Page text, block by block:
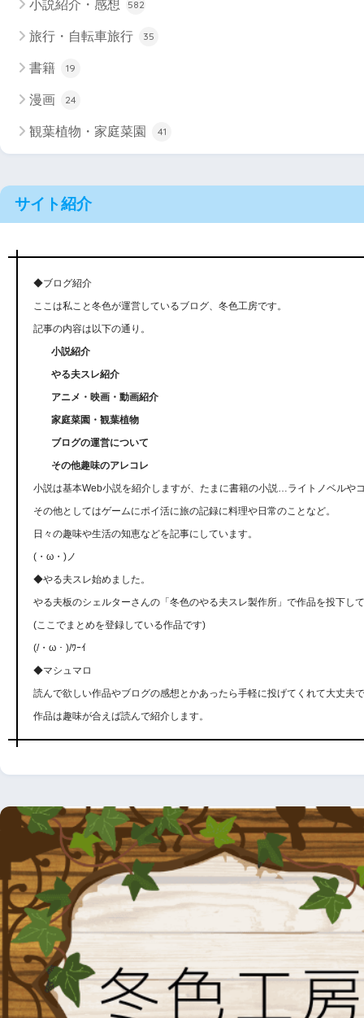
小説紹介・感想 582
旅行・自転車旅行 35
書籍 19
漫画 24
観葉植物・家庭菜園 41
サイト紹介
◆ブログ紹介
ここは私こと冬色が運営しているブログ、冬色工房です。
記事の内容は以下の通り。
小説紹介
やる夫スレ紹介
アニメ・映画・動画紹介
家庭菜園・観葉植物
ブログの運営について
その他趣味のアレコレ
小説は基本Web小説を紹介しますが、たまに書籍の小説…ライトノベルや
その他としてはゲームにポイ活に旅の記録に料理や日常のことなど。
日々の趣味や生活の知恵などを記事にしています。
(・ω・)ノ
◆やる夫スレ始めました。
やる夫板のシェルターさんの「冬色のやる夫スレ製作所」で作品を投下し
(ここでまとめを登録している作品です)
(/・ω・)/ﾜｰｲ
◆マシュマロ
読んで欲しい作品やブログの感想とかあったら手軽に投げてくれて大丈夫
作品は趣味が合えば読んで紹介します。